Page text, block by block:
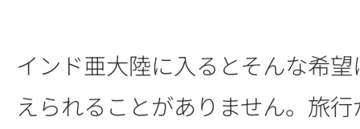
インド亜大陸に入るとそんな希
えられることがありません。旅